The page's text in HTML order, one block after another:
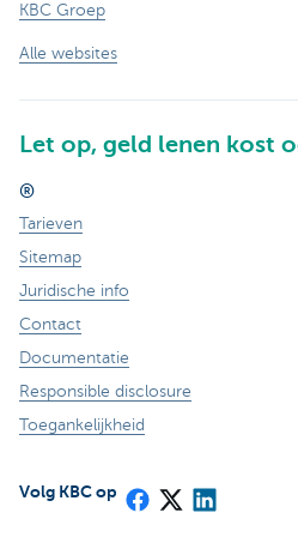
KBC Groep
Alle websites
Let op, geld lenen kost
®
Tarieven
Sitemap
Juridische info
Contact
Documentatie
Responsible disclosure
Toegankelijkheid
Volg KBC op